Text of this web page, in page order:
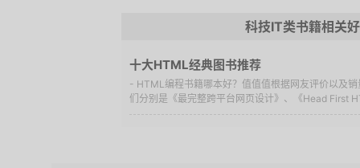
科技IT类书籍相关
十大HTML经典图书推荐
- HTML编程书籍哪本好？值值值根据网友评价以及
们分别是《最完整跨平台网页设计》、《Head First